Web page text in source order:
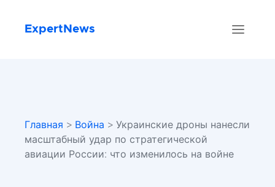
ExpertNews
Главная > Война > Украинские дроны нанесли
масштабный удар по стратегической
авиации России: что изменилось на войне